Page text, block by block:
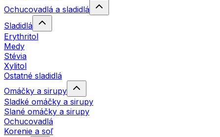
Ochucovadlá a sladidlá
Sladidlá
Erythritol
Medy
Stévia
Xylitol
Ostatné sladidlá
Omáčky a sirupy
Sladké omáčky a sirupy
Slané omáčky a sirupy
Ochucovadlá
Korenie a soľ